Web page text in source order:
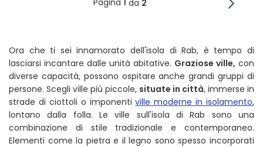
Pagina 1 da 2
Ora che ti sei innamorato dell'isola di Rab, è tempo di
lasciarsi incantare dalle unità abitative. Graziose ville, con
diverse capacità, possono ospitare anche grandi gruppi di
persone. Scegli ville più piccole, situate in città, immerse in
strade di ciottoli o imponentiville moderne in isolamento,
lontano dalla folla. Le ville sull'isola di Rab sono una
combinazione di stile tradizionale e contemporaneo.
Elementi come la pietra e il legno sono spesso incorporati